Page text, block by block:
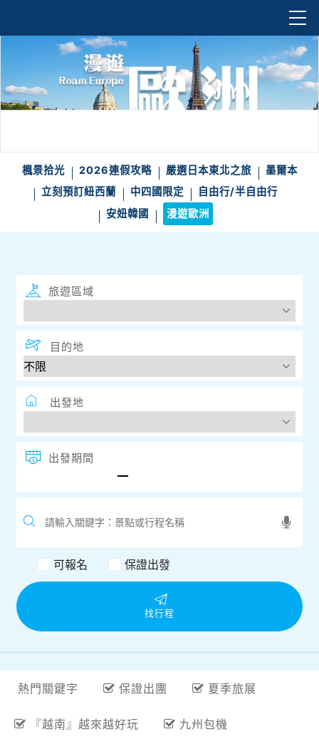
楓景拾光 2026連假攻略 嚴選日本東北之旅
墨爾本
立刻預訂紐西蘭
中四國限定
自由行/半自由行
安妞韓國
漫遊歐洲
旅遊區域
目的地
出發地
出發期間
可報名 保證出發
找行程
熱門關鍵字 保證出團 夏季旅展
『越南』越來越好玩 九州包機